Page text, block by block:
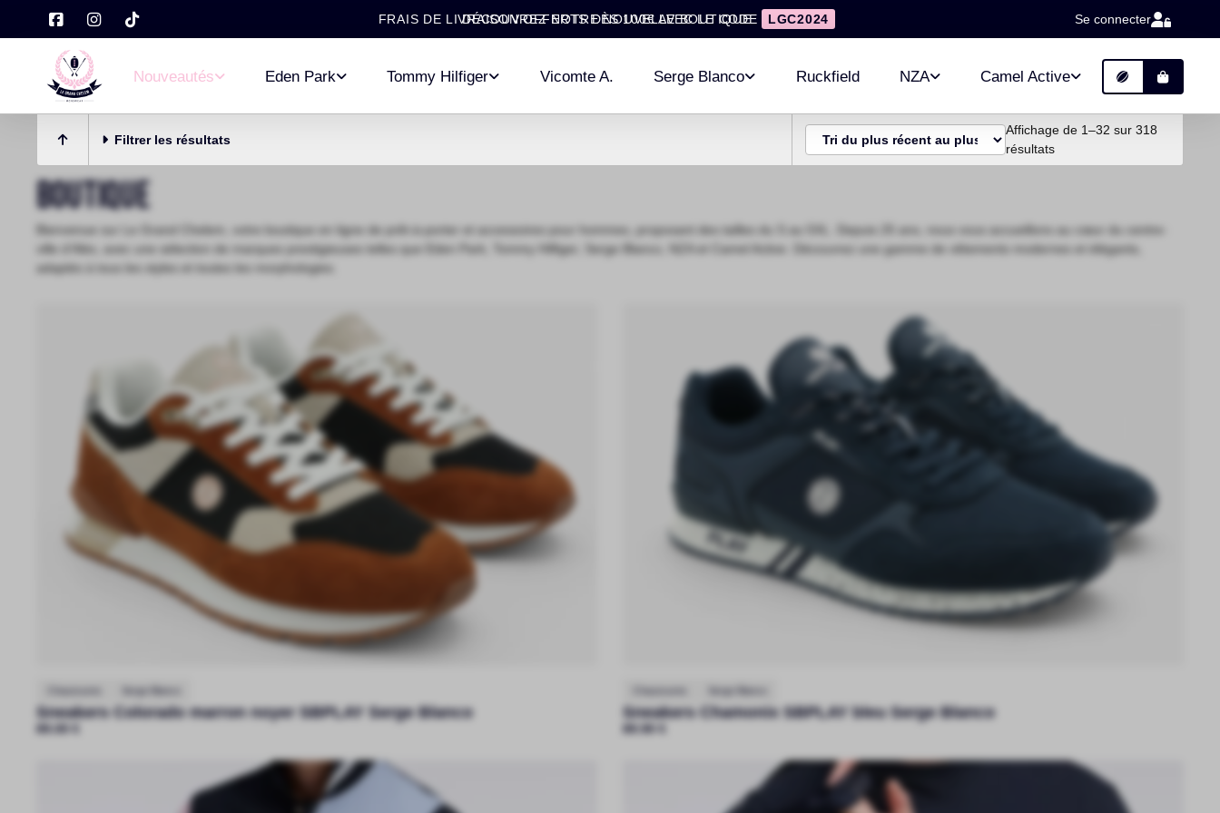
FRAIS DE LIVRAISON OFFERTS DÈS 100€ AVEC LE CODE LGC2024
DÉCOUVREZ NOTRE NOUVELLE BOUTIQUE Se connecter
Nouveautés Eden Park Tommy Hilfiger Vicomte A. Serge Blanco Ruckfield NZA Camel Active
Filtrer les résultats
Affichage de 1–32 sur 318
résultatsTrié du plus récent au plus
Boutique
Bienvenue sur Le Grand Chelem, votre boutique en ligne de prêt-à-porter et accessoires pour hommes, proposant des tailles du S au 5XL. Depuis 25 ans, nous vous accueillons au cœur du centre-
ville d’Alès, avec une sélection de marques prestigieuses telles que Eden Park, Tommy Hilfiger, Serge Blanco, NZA et Camel Active. Découvrez une gamme de vêtements modernes et élégants,
adaptés à tous les styles et toutes les morphologies.
Sneakers Colorado marron noyer SBPLAY Serge Blanco Sneakers Chamonix SBPLAY bleu Serge Blanco